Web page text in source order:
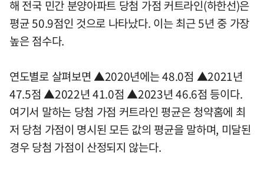
해 전국 민간 분양아파트 당첨 가점 커트라인(하한선)은
평균 50.9점인 것으로 나타났다. 이는 최근 5년 중 가장
높은 점수다.
연도별로 살펴보면 ▲2020년에는 48.0점 ▲2021년
47.5점 ▲2022년 41.0점 ▲2023년 46.6점 등이다.
여기서 말하는 당첨 가점 커트라인 평균은 청약홈에 최
저 당첨 가점이 명시된 모든 값의 평균을 말하며, 미달된
경우 당첨 가점이 산정되지 않는다.